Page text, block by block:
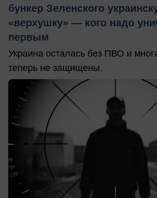
бункер Зеленского
«верхушку» — кого надо
первым
Украина осталась без ПВО и
теперь не защищены.